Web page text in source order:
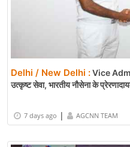
Delhi / New Delhi :Vice
उत्कृष्ट सेवा, भारतीय नौसेना के
7 days ago | AGCNN TEAM